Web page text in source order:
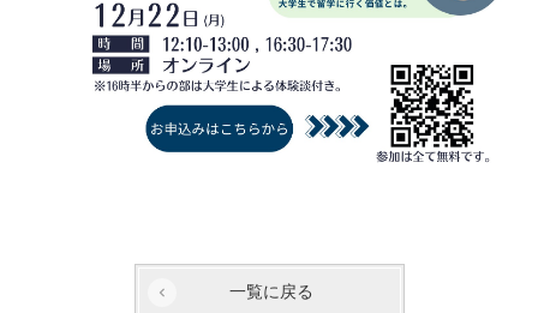
一覧に戻る